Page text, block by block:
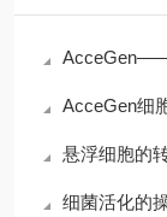
AcceGen——
AcceGen细
悬浮细胞的
细菌活化的